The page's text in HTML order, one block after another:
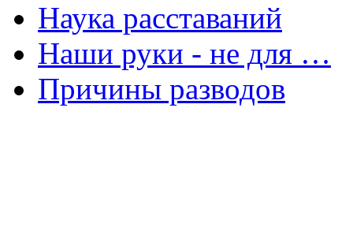
Наука расставаний
Наши руки - не для …
Причины разводов